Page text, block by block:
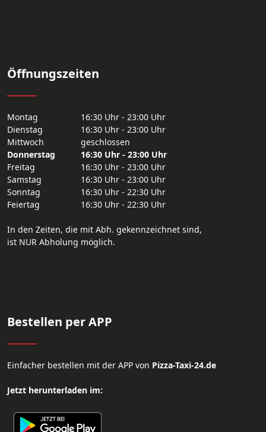
Öffnungszeiten
Montag
16:30 Uhr - 23:00 Uhr
Dienstag
16:30 Uhr - 23:00 Uhr
Mittwoch
geschlossen
Donnerstag
16:30 Uhr - 23:00 Uhr
Freitag
16:30 Uhr - 23:00 Uhr
Samstag
16:30 Uhr - 23:00 Uhr
Sonntag
16:30 Uhr - 22:30 Uhr
Feiertag
16:30 Uhr - 22:30 Uhr
In den Zeiten, die mit Abh. gekennzeichnet sind,
ist NUR Abholung möglich.
Bestellen per APP
Einfacher bestellen mit der APP von Pizza-Taxi-24.de
Jetzt herunterladen im: